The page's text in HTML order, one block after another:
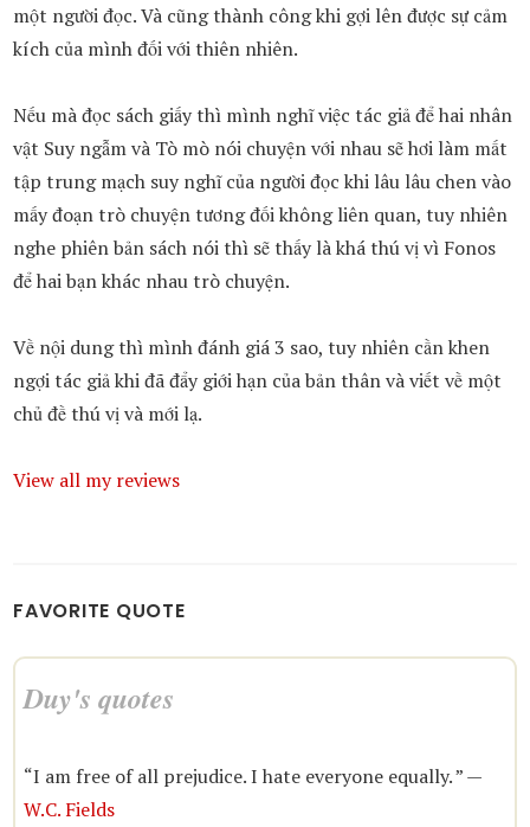
một người đọc. Và cũng thành công khi gợi lên được sự cảm
kích của mình đối với thiên nhiên.
Nếu mà đọc sách giấy thì mình nghĩ việc tác giả để hai nhân
vật Suy ngẫm và Tò mò nói chuyện với nhau sẽ hơi làm mất
tập trung mạch suy nghĩ của người đọc khi lâu lâu chen vào
mấy đoạn trò chuyện tương đối không liên quan, tuy nhiên
nghe phiên bản sách nói thì sẽ thấy là khá thú vị vì Fonos
để hai bạn khác nhau trò chuyện.
Về nội dung thì mình đánh giá 3 sao, tuy nhiên cần khen
ngợi tác giả khi đã đẩy giới hạn của bản thân và viết về một
chủ đề thú vị và mới lạ.
View all my reviews
FAVORITE QUOTE
Duy's quotes
“I am free of all prejudice. I hate everyone equally. ” —
W.C. Fields